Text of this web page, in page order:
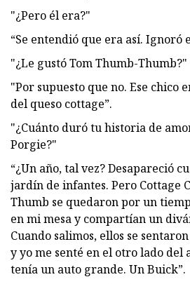
"¿Pero él era?"
“Se entendió que era así. Ignoró
"¿Le gustó Tom Thumb-Thumb?"
"Por supuesto que no. Ese chico
del queso cottage”.
"¿Cuánto duró tu historia de
Porgie?"
“¿Un año, tal vez? Desapareció
jardín de infantes. Pero Cottage
Thumb se quedaron por un
en mi mesa y compartían un
Cuando salimos, ellos se
y yo me senté en el otro lado del
tenía un auto grande. Un Buick”.